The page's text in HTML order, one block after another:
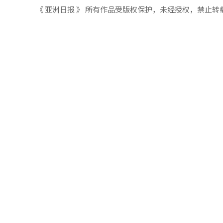
《 亚洲日报 》 所有作品受版权保护，未经授权，禁止转